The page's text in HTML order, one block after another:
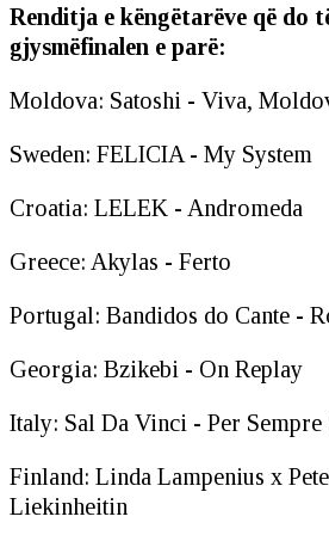
Renditja e këngëtarëve që do
gjysmëfinalen e parë:
Moldova: Satoshi - Viva,
Sweden: FELICIA - My System
Croatia: LELEK - Andromeda
Greece: Akylas - Ferto
Portugal: Bandidos do Cante -
Georgia: Bzikebi - On Replay
Italy: Sal Da Vinci - Per Sempre
Finland: Linda Lampenius x
Liekinheitin